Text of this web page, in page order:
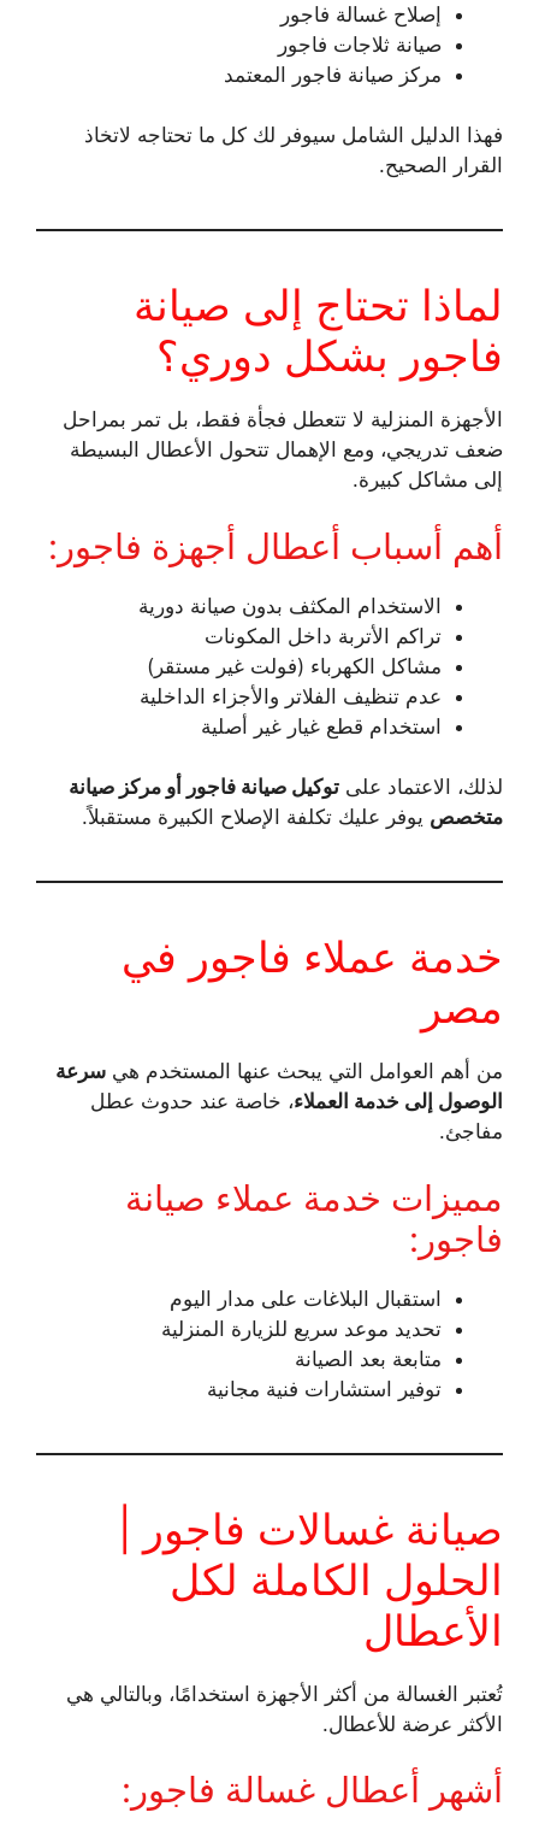
إصلاح غسالة فاجور
صيانة ثلاجات فاجور
مركز صيانة فاجور المعتمد
فهذا الدليل الشامل سيوفر لك كل ما تحتاجه لاتخاذ
القرار الصحيح.
لماذا تحتاج إلى صيانة
فاجور بشكل دوري؟
الأجهزة المنزلية لا تتعطل فجأة فقط، بل تمر بمراحل
ضعف تدريجي، ومع الإهمال تتحول الأعطال البسيطة
إلى مشاكل كبيرة.
أهم أسباب أعطال أجهزة فاجور:
الاستخدام المكثف بدون صيانة دورية
تراكم الأتربة داخل المكونات
مشاكل الكهرباء (فولت غير مستقر)
عدم تنظيف الفلاتر والأجزاء الداخلية
استخدام قطع غيار غير أصلية
لذلك، الاعتماد على توكيل صيانة فاجور أو مركز صيانة
متخصص يوفر عليك تكلفة الإصلاح الكبيرة مستقبلاً.
خدمة عملاء فاجور في
مصر
من أهم العوامل التي يبحث عنها المستخدم هي سرعة
الوصول إلى خدمة العملاء، خاصة عند حدوث عطل
مفاجئ.
مميزات خدمة عملاء صيانة
فاجور:
استقبال البلاغات على مدار اليوم
تحديد موعد سريع للزيارة المنزلية
متابعة بعد الصيانة
توفير استشارات فنية مجانية
صيانة غسالات فاجور |
الحلول الكاملة لكل
الأعطال
تُعتبر الغسالة من أكثر الأجهزة استخدامًا، وبالتالي هي
الأكثر عرضة للأعطال.
أشهر أعطال غسالة فاجور: